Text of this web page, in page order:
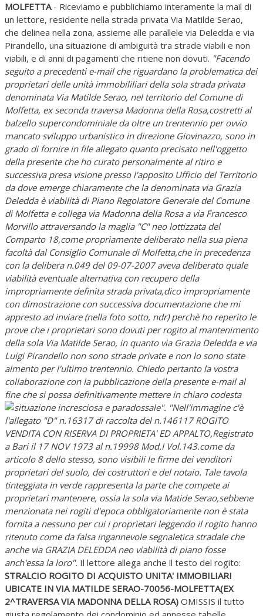
MOLFETTA- Riceviamo e pubblichiamo interamente la mail di
un lettore, residente nella strada privata Via Matilde Serao,
che delinea nella zona, assieme alle parallele via Deledda e via
Pirandello, una situazione di ambiguità tra strade viabili e non
viabili, e di anni di pagamenti che ritiene non dovuti. "Facendo
seguito a precedenti e-mail che riguardano la problematica dei
proprietari delle unità immobililiari della sola strada privata
denominata Via Matilde Serao, nel territorio del Comune di
Molfetta, ex seconda traversa Madonna della Rosa,costretti al
balzello supercondominiale da oltre un trentennio per ovvio
mancato sviluppo urbanistico in direzione Giovinazzo, sono in
grado di fornire in file allegato quanto precisato nell'oggetto
della presente che ho curato personalmente al ritiro e
successiva presa visione presso l'apposito Ufficio del Territorio
da dove emerge chiaramente che la denominata via Grazia
Deledda è viabilità di Piano Regolatore Generale del Comune
di Molfetta e collega via Madonna della Rosa a via Francesco
Morvillo attraversando la maglia "C" neo lottizzata del
Comparto 18,come propriamente deliberato nella sua piena
facoltà dal Consiglio Comunale di Molfetta,che in precedenza
con la delibera n.049 del 09-07-2007 aveva deliberato quale
viabilità eventuale alternativa con recupero della
impropriamente definita strada privata,dico impropriamente
con dimostrazione con successiva documentazione che mi
appresto ad inviare (nella foto sotto, ndr) perchè ho reperito le
prove che i proprietari sono dovuti per rogito al mantenimento
della sola Via Matilde Serao, in quanto via Grazia Deledda e via
Luigi Pirandello non sono strade private e non lo sono state
almento per l'ultimo trentennio. Chiedo pertanto la vostra
collaborazione con la pubblicazione della presente e-mail al
fine che si possa definitivamente mettere in chiaro codesta
situazione incresciosa e paradossale". "Nell'immagine c'è
l'allegato "D" n.16317 di raccolta del n.146117 ROGITO
VENDITA CON RISERVA DI PROPRIETA' ED APPALTO,Registrato
a Bari il 17 NOV 1973 al n.19998 Mod.I Vol.143.come da
articolo 8 dello stesso, sono visibili le firme dei venditori
proprietari del suolo, dei costruttori e del notaio. Tale tavola
tinteggiata in verde rappresenta la parte che compete ai
proprietari mantenere, ossia la sola via Matide Serao,sebbene
menzionata nei rogiti d'epoca obbligatoriamente non è stata
fornita a nessuno per cui i proprietari leggendo il rogito hanno
ritenuto come da falsa ingannevole segnaletica stradale che
anche via GRAZIA DELEDDA neo viabilità di piano fosse
anch'essa la loro". Il lettore allega anche il testo del rogito:
STRALCIO ROGITO DI ACQUISTO UNITA' IMMOBILIARI
UBICATE IN VIA MATILDE SERAO-70056-MOLFETTA(EX
2^TRAVERSA VIA MADONNA DELLA ROSA) OMISSIS il tutto